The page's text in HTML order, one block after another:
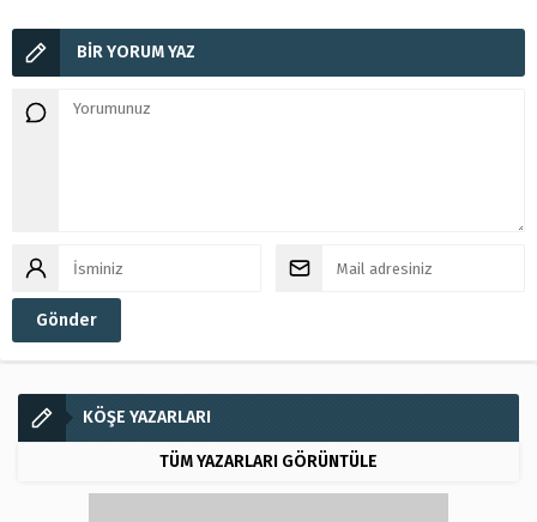
BİR YORUM YAZ
KÖŞE YAZARLARI
TÜM YAZARLARI GÖRÜNTÜLE